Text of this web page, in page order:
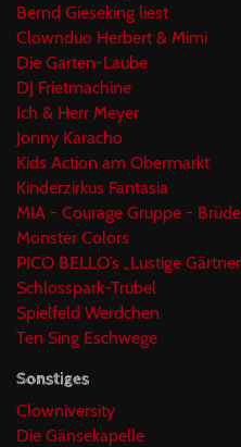
Bernd Gieseking liest
Clownduo Herbert & Mimi
Die Garten-Laube
DJ Frietmachine
Ich & Herr Meyer
Jonny Karacho
Kids Action am Obermarkt
Kinderzirkus Fantasia
MIA - Courage Gruppe -
Monster Colors
PICO BELLO’s „Lustige
Schlosspark-Trubel
Spielfeld Werdchen
Ten Sing Eschwege
Sonstiges
Clowniversity
Die Gänsekapelle